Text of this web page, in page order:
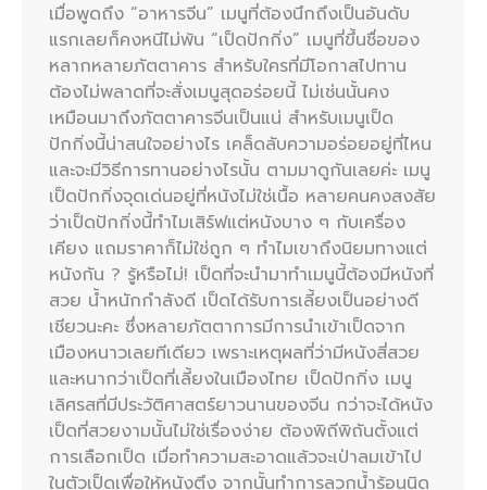
เมื่อพูดถึง “อาหารจีน” เมนูที่ต้องนึกถึงเป็นอันดับ
แรกเลยก็คงหนีไม่พ้น “เป็ดปักกิ่ง” เมนูที่ขึ้นชื่อของ
หลากหลายภัตตาคาร สำหรับใครที่มีโอกาสไปทาน
ต้องไม่พลาดที่จะสั่งเมนูสุดอร่อยนี้ ไม่เช่นนั้นคง
เหมือนมาถึงภัตตาคารจีนเป็นแน่ สำหรับเมนูเป็ด
ปักกิ่งนี้น่าสนใจอย่างไร เคล็ดลับความอร่อยอยู่ที่ไหน
และจะมีวิธีการทานอย่างไรนั้น ตามมาดูกันเลยค่ะ เมนู
เป็ดปักกิ่งจุดเด่นอยู่ที่หนังไม่ใช่เนื้อ หลายคนคงสงสัย
ว่าเป็ดปักกิ่งนี้ทำไมเสิร์ฟแต่หนังบาง ๆ กับเครื่อง
เคียง แถมราคาก็ไม่ใช่ถูก ๆ ทำไมเขาถึงนิยมทางแต่
หนังกัน ? รู้หรือไม่! เป็ดที่จะนำมาทำเมนูนี้ต้องมีหนังที่
สวย น้ำหนักกำลังดี เป็ดได้รับการเลี้ยงเป็นอย่างดี
เชียวนะคะ ซึ่งหลายภัตตาการมีการนำเข้าเป็ดจาก
เมืองหนาวเลยทีเดียว เพราะเหตุผลที่ว่ามีหนังสี่สวย
และหนากว่าเป็ดที่เลี้ยงในเมืองไทย เป็ดปักกิ่ง เมนู
เลิศรสที่มีประวัติศาสตร์ยาวนานของจีน กว่าจะได้หนัง
เป็ดที่สวยงามนั้นไม่ใช่เรื่องง่าย ต้องพิถีพิถันตั้งแต่
การเลือกเป็ด เมื่อทำความสะอาดแล้วจะเป่าลมเข้าไป
ในตัวเป็ดเพื่อให้หนังตึง จากนั้นทำการลวกน้ำร้อนนิด